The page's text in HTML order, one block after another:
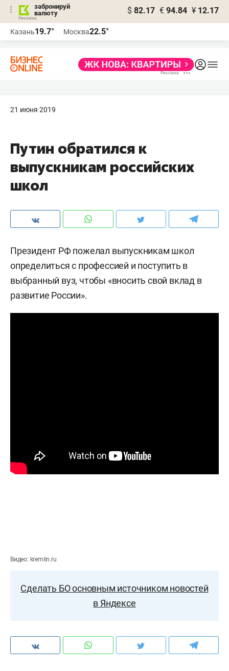
забронируй
валюту
$ 82.17 € 94.84 ¥ 12.17
Казань19.7° Москва22.5°
21 июня 2019
Путин обратился к
выпускникам российских
школ
Президент РФ пожелал выпускникам школ
определиться с профессией и поступить в
выбранный вуз, чтобы «вносить свой вклад в
развитие России».
Видео: kremlin.ru
Сделать БО основным источником новостей
в Яндексе